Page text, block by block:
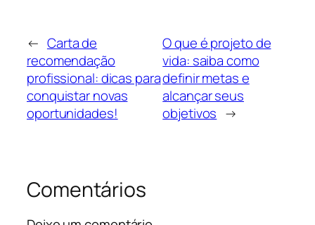
← Carta de
recomendação
profissional: dicas para
conquistar novas
oportunidades!
O que é projeto de
vida: saiba como
definir metas e
alcançar seus
objetivos →
Comentários